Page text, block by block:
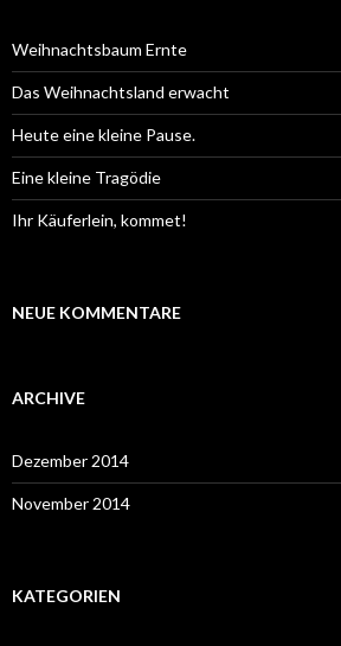
c
h
:
Weihnachtsbaum Ernte
Das Weihnachtsland erwacht
Heute eine kleine Pause.
Eine kleine Tragödie
Ihr Käuferlein, kommet!
NEUE KOMMENTARE
ARCHIVE
Dezember 2014
November 2014
KATEGORIEN